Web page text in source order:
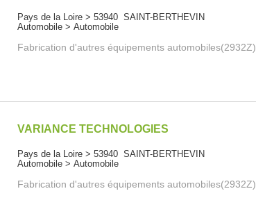
Pays de la Loire > 53940 SAINT-BERTHEVIN
Automobile > Automobile
Fabrication d'autres équipements automobiles(2932Z)
VARIANCE TECHNOLOGIES
Pays de la Loire > 53940 SAINT-BERTHEVIN
Automobile > Automobile
Fabrication d'autres équipements automobiles(2932Z)